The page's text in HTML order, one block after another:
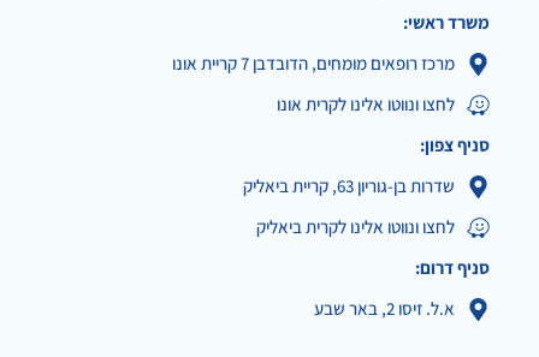
משרד ראשי:
מרכז רופאים מומחים, הדובדבן 7 קריית אונו
לחצו ונווטו אלינו לקרית אונו
סניף צפון:
שדרות בן-גוריון 63, קריית ביאליק
לחצו ונווטו אלינו לקרית ביאליק
סניף דרום:
א.ל. זיסו 2, באר שבע